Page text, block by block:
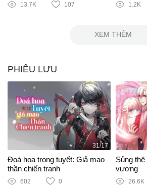
13.7K 107 1.2K
XEM THÊM
PHIÊU LƯU
31/17
Đoá hoa trong tuyết: Giả mạo
thần chiến tranh
602 0
Sủng
vương
26.6K